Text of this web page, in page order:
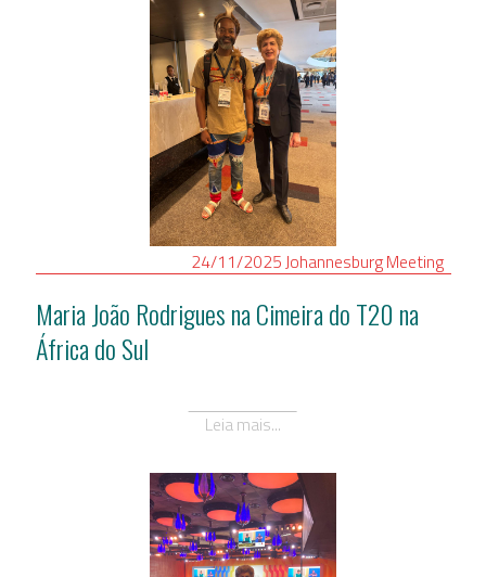
24/11/2025JohannesburgMeeting
Maria João Rodrigues na Cimeira do T20 na
África do Sul
Leia mais...